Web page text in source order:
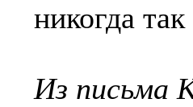
никогда
Из письма